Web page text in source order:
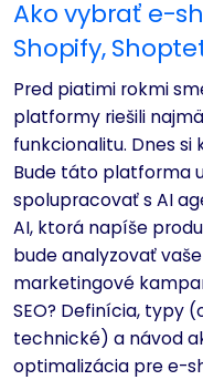
Ako vybrať e-
Shopify,
Pred piatimi rokmi
platformy riešili
funkcionalitu. Dnes si
Bude táto platforma
spolupracovať s AI
AI, ktorá napíše
bude analyzovať
marketingové
SEO? Definícia, typy
technické) a návod
optimalizácia pre e-